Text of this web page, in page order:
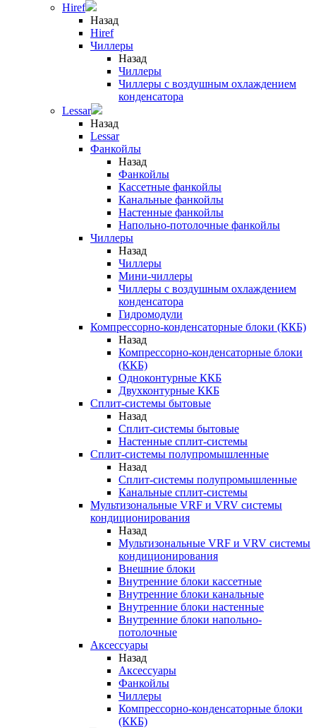
Hiref
Назад
Hiref
Чиллеры
Назад
Чиллеры
Чиллеры с воздушным охлаждением
конденсатора
Lessar
Назад
Lessar
Фанкойлы
Назад
Фанкойлы
Кассетные фанкойлы
Канальные фанкойлы
Настенные фанкойлы
Напольно-потолочные фанкойлы
Чиллеры
Назад
Чиллеры
Мини-чиллеры
Чиллеры с воздушным охлаждением
конденсатора
Гидромодули
Компрессорно-конденсаторные блоки (ККБ)
Назад
Компрессорно-конденсаторные блоки
(ККБ)
Одноконтурные ККБ
Двухконтурные ККБ
Сплит-системы бытовые
Назад
Сплит-системы бытовые
Настенные сплит-системы
Сплит-системы полупромышленные
Назад
Сплит-системы полупромышленные
Канальные сплит-системы
Мультизональные VRF и VRV системы
кондиционирования
Назад
Мультизональные VRF и VRV системы
кондиционирования
Внешние блоки
Внутренние блоки кассетные
Внутренние блоки канальные
Внутренние блоки настенные
Внутренние блоки напольно-
потолочные
Аксессуары
Назад
Аксессуары
Фанкойлы
Чиллеры
Компрессорно-конденсаторные блоки
(ККБ)